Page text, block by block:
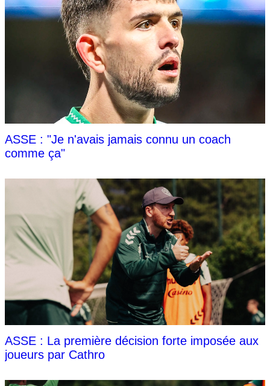
ASSE : "Je n'avais jamais connu un coach
comme ça"
ASSE : La première décision forte imposée aux
joueurs par Cathro